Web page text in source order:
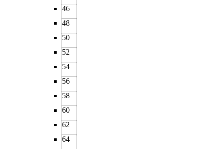
46
48
50
52
54
56
58
60
62
64